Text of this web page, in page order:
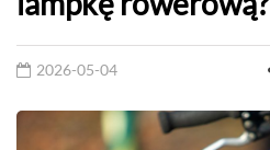
2026-05-04